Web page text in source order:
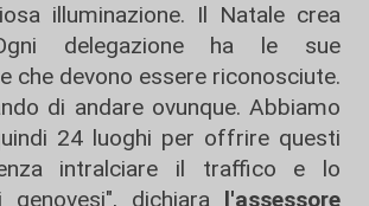
illuminazione. Il Natale crea
delegazione ha le sue
che devono essere riconosciute.
di andare ovunque. Abbiamo
24 luoghi per offrire questi
intralciare il traffico e lo
genovesi", dichiara l'assessore